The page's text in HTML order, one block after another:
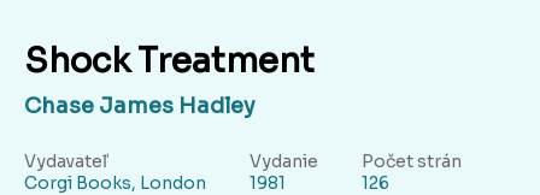
Shock Treatment
Chase James Hadley
Vydavateľ
Corgi Books, London
Vydanie
1981
Počet strán
126